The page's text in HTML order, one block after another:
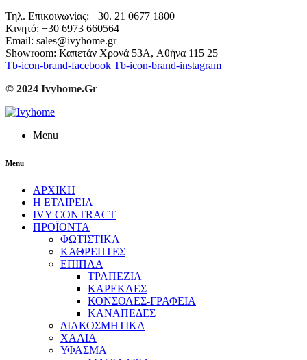
Τηλ. Επικοινωνίας: +30. 21 0677 1800
Κινητό: +30 6973 660564
Email: sales@ivyhome.gr
Showroom: Καπετάν Χρονά 53A, Αθήνα 115 25
Tb-icon-brand-facebook Tb-icon-brand-instagram
© 2024 Ivyhome.Gr
Menu
Menu
ΑΡΧΙΚΗ
Η ΕΤΑΙΡΕΙΑ
IVY CONTRACT
ΠΡΟΪΟΝΤΑ
ΦΩΤΙΣΤΙΚΑ
ΚΑΘΡΕΠΤΕΣ
ΕΠΙΠΛΑ
ΤΡΑΠΕΖΙΑ
ΚΑΡΕΚΛΕΣ
ΚΟΝΣΟΛΕΣ-ΓΡΑΦΕΙΑ
ΚΑΝΑΠΕΔΕΣ
ΔΙΑΚΟΣΜΗΤΙΚΑ
ΧΑΛΙΑ
ΥΦΑΣΜΑ